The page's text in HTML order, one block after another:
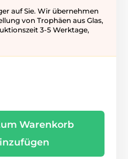
auf Sie. Wir übernehmen
von Trophäen aus Glas,
3-5 ​​Werktage,
Warenkorb